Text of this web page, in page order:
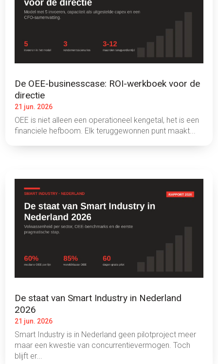
De OEE-businesscase: ROI-werkboek voor de
directie
21 jun. 2026
OEE is niet alleen een operationeel kengetal, het is een
financiele hefboom. Elk teruggewonnen punt maakt...
De staat van Smart Industry in Nederland
2026
21 jun. 2026
Smart Industry is in Nederland geen pilotproject meer
maar een kwestie van concurrentievermogen. Toch
blijft er...